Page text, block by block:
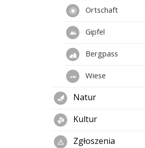
Ortschaft
Gipfel
Bergpass
Wiese
Natur
Kultur
Zgłoszenia